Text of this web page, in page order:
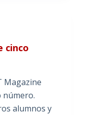
cinco
Magazine
número.
alumnos y